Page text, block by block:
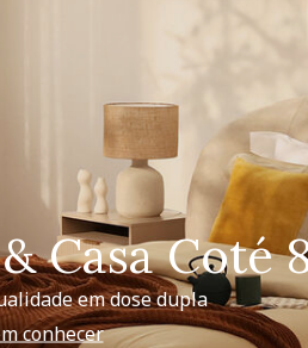
Casa Coté
em dose dupla
conhecer